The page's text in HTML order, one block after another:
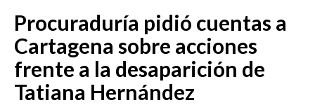
EMISIÓN 12:30 PM
EMISIÓN 7:00 PM
Procuraduría pidió cuentas a
Cartagena sobre acciones
frente a la desaparición de
Tatiana Hernández